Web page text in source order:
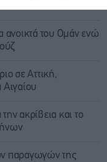
ανοικτά του Ομάν ενώ
σε Αττική,
Αιγαίου
ακρίβεια και το
παραγωγών της